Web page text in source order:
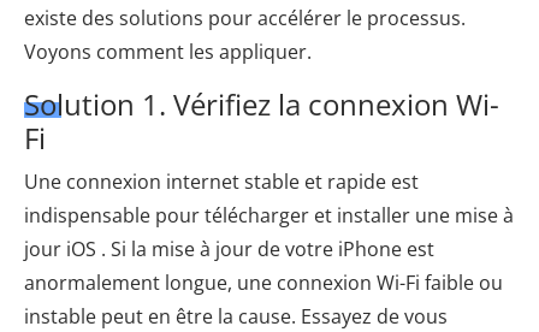
existe des solutions pour accélérer le processus.
Voyons comment les appliquer.
Solution 1. Vérifiez la connexion Wi-
Fi
Une connexion internet stable et rapide est
indispensable pour télécharger et installer une mise à
jour iOS . Si la mise à jour de votre iPhone est
anormalement longue, une connexion Wi-Fi faible ou
instable peut en être la cause. Essayez de vous